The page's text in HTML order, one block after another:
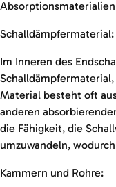
Schalldämpfermaterial:
Im Inneren des
Material besteht oft
anderen
die Fähigkeit, die
umzuwandeln,
Kammern und Rohre: